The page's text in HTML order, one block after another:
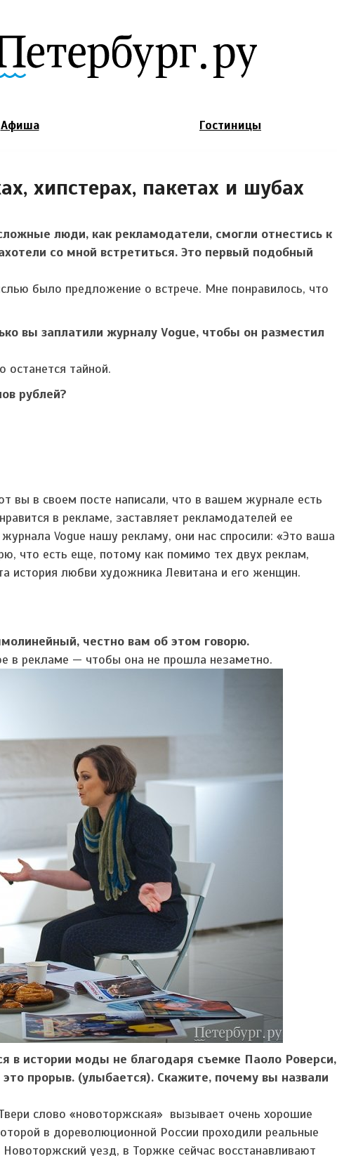
Афиша Гостиницы
хипстерах, пакетах и шубах
люди, как рекламодатели, смогли отнестись к
со мной встретиться. Это первый подобный
было предложение о встрече. Мне понравилось, что
вы заплатили журналу Vogue, чтобы он разместил
останется тайной.
рублей?
вы в своем посте написали, что в вашем журнале есть
в рекламе, заставляет рекламодателей ее
Vogue нашу рекламу, они нас спросили: «Это ваша
что есть еще, потому как помимо тех двух реклам,
история любви художника Левитана и его женщин.
честно вам об этом говорю.
в рекламе — чтобы она не прошла незаметно.
в истории моды не благодаря съемке Паоло Роверси,
прорыв. (улыбается). Скажите, почему вы назвали
слово «новоторжская» вызывает очень хорошие
в дореволюционной России проходили реальные
уезд, в Торжке сейчас восстанавливают